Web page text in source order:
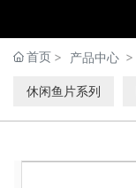
人才招聘
首页 产品中心
休闲鱼片系列